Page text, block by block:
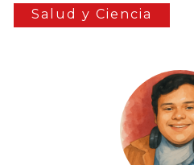
Salud y Ciencia